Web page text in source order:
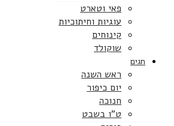
פאי וטארט
עוגיות וחיתוכיות
קינוחים
שוקולד
חגים
ראש השנה
יום כיפור
חנוכה
ט”ו בשבט